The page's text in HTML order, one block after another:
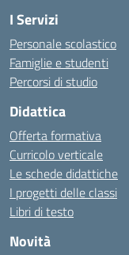
I Servizi
Personale scolastico
Famiglie e studenti
Percorsi di studio
Didattica
Offerta formativa
Curricolo verticale
Le schede didattiche
I progetti delle classi
Libri di testo
Novità